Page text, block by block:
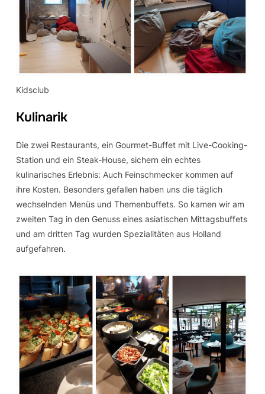
Kidsclub
Kulinarik
Die zwei Restaurants, ein Gourmet-Buffet mit Live-Cooking-
Station und ein Steak-House, sichern ein echtes
kulinarisches Erlebnis: Auch Feinschmecker kommen auf
ihre Kosten. Besonders gefallen haben uns die täglich
wechselnden Menüs und Themenbuffets. So kamen wir am
zweiten Tag in den Genuss eines asiatischen Mittagsbuffets
und am dritten Tag wurden Spezialitäten aus Holland
aufgefahren.